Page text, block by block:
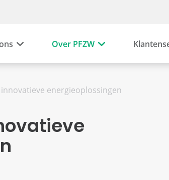
Over PFZW
energieoplossingen